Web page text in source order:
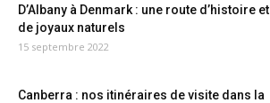
D’Albany à Denmark : une route d’histoire et
de joyaux naturels
15 septembre 2022
Canberra : nos itinéraires de visite dans la